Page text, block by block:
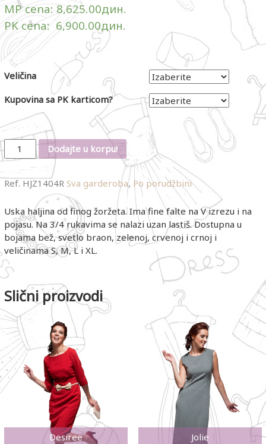
MP cena:8,625.00дин.
PK cena:6,900.00дин.
Veličina
Kupovina sa PK karticom?
Količina Dodajte u korpu!
Ref.HJZ1404R Sva garderoba, Po porudžbini
Uska haljina od finog žoržeta. Ima fine falte na V izrezu i na
pojasu. Na 3/4 rukavima se nalazi uzan lastiš. Dostupna u
bojama bež, svetlo braon, zelenoj, crvenoj i crnoj i
veličinama S, M, L i XL.
Slični proizvodi
Desiree Jolie